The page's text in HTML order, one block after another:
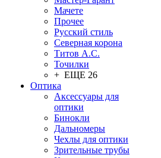
Мачете
Прочее
Русский стиль
Северная корона
Титов А.С.
Точилки
+ ЕЩЕ 26
Оптика
Аксессуары для
оптики
Бинокли
Дальномеры
Чехлы для оптики
Зрительные трубы